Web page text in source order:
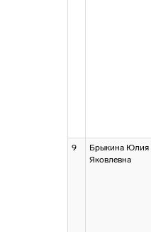
9
Брыкина Юлия
Яковлевна